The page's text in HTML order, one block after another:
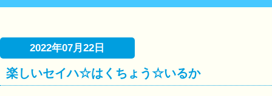
2022年07月22日
楽しいセイハ☆はくちょう☆いるか